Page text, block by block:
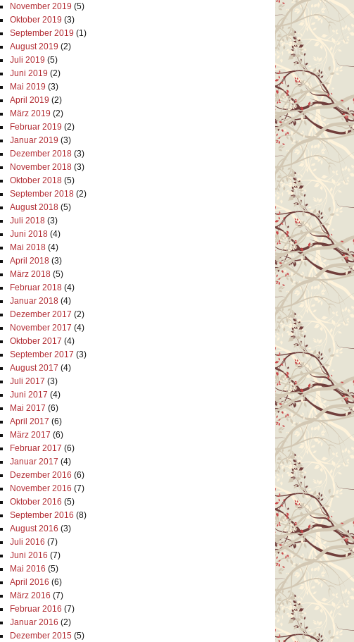
November 2019 (5)
Oktober 2019 (3)
September 2019 (1)
August 2019 (2)
Juli 2019 (5)
Juni 2019 (2)
Mai 2019 (3)
April 2019 (2)
März 2019 (2)
Februar 2019 (2)
Januar 2019 (3)
Dezember 2018(3)
November 2018(3)
Oktober 2018(5)
September 2018(2)
August 2018(5)
Juli 2018(3)
Juni 2018(4)
Mai 2018(4)
April 2018(3)
März 2018(5)
Februar 2018(4)
Januar 2018(4)
Dezember 2017 (2)
November 2017 (4)
Oktober 2017 (4)
September 2017 (3)
August 2017 (4)
Juli 2017 (3)
Juni 2017 (4)
Mai 2017 (6)
April 2017 (6)
März 2017 (6)
Februar 2017 (6)
Januar 2017 (4)
Dezember 2016 (6)
November 2016 (7)
Oktober 2016 (5)
September 2016 (8)
August 2016 (3)
Juli 2016 (7)
Juni 2016 (7)
Mai 2016 (5)
April 2016 (6)
März 2016 (7)
Februar 2016 (7)
Januar 2016 (2)
Dezember 2015 (5)